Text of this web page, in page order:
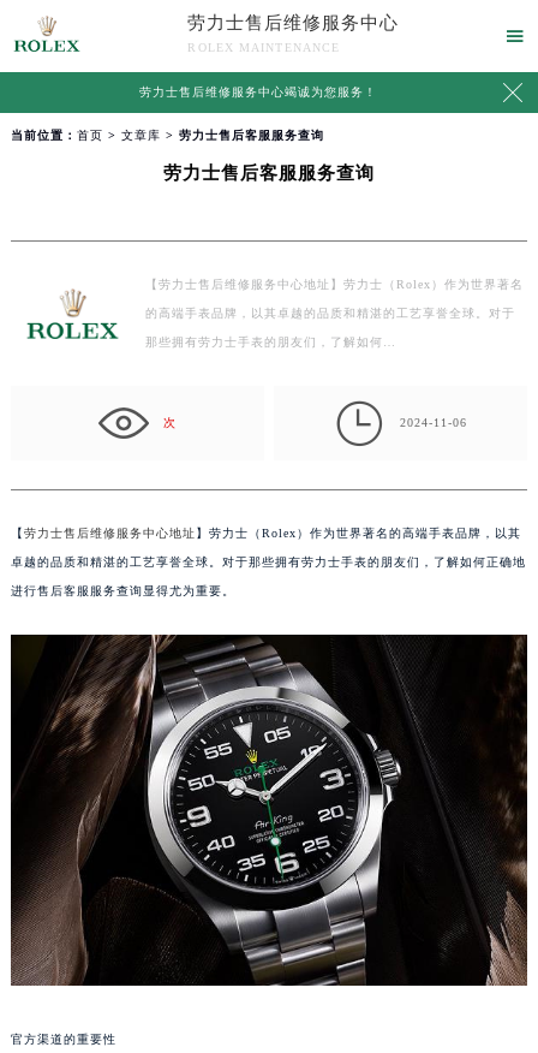
劳力士售后维修服务中心
ROLEX MAINTENANCE

劳力士售后维修服务中心竭诚为您服务！ 
当前位置： 首页 > 文章库 > 劳力士售后客服服务查询
劳力士售后客服服务查询
【劳力士售后维修服务中心地址】劳力士（Rolex）作为世界著名
的高端手表品牌，以其卓越的品质和精湛的工艺享誉全球。对于
那些拥有劳力士手表的朋友们，了解如何…
次  2024-11-06
【劳力士售后维修服务中心地址】劳力士（Rolex）作为世界著名的高端手表品牌，以其
卓越的品质和精湛的工艺享誉全球。对于那些拥有劳力士手表的朋友们，了解如何正确地
进行售后客服服务查询显得尤为重要。
官方渠道的重要性